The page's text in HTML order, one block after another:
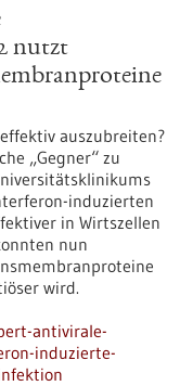
nutzt
auszubreiten?
„Gegner“ zu
induzierten
in Wirtszellen
nun
wird.
antivirale-
induzierte-